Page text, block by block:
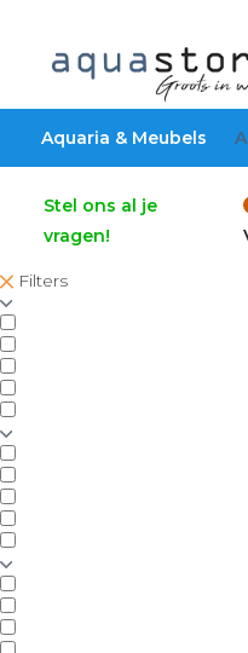
Aquaria & Meubels
Stel ons al je
vragen!
Filters